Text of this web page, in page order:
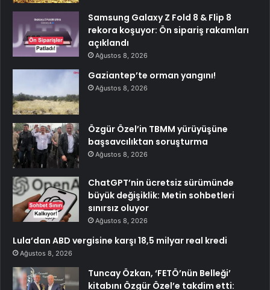
Samsung Galaxy Z Fold 8 & Flip 8
rekora koşuyor: Ön sipariş rakamları
açıklandı
Ağustos 8, 2026
Gaziantep’te orman yangını!
Ağustos 8, 2026
Özgür Özel’in TBMM yürüyüşüne
başsavcılıktan soruşturma
Ağustos 8, 2026
ChatGPT’nin ücretsiz sürümünde
büyük değişiklik: Metin sohbetleri
sınırsız oluyor
Ağustos 8, 2026
Lula’dan ABD vergisine karşı 18,5 milyar real kredi
Ağustos 8, 2026
Tuncay Özkan, ‘FETÖ’nün Belleği’
kitabını Özgür Özel’e takdim etti: